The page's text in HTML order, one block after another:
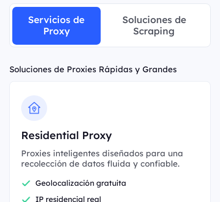
Servicios de
Proxy
Soluciones de
Scraping
Soluciones de Proxies Rápidas y Grandes
Residential Proxy
Proxies inteligentes diseñados para una
recolección de datos fluida y confiable.
Geolocalización gratuita
IP residencial real